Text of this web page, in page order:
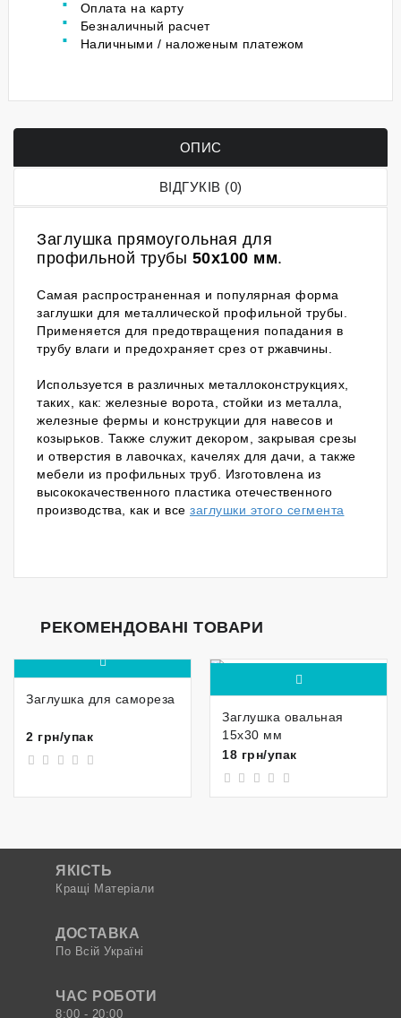
Оплата на карту
Безналичный расчет
Наличными / наложеным платежом
ОПИС
ВІДГУКІВ (0)
Заглушка прямоугольная для
профильной трубы 50x100 мм.
Самая распространенная и популярная форма
заглушки для металлической профильной трубы.
Применяется для предотвращения попадания в
трубу влаги и предохраняет срез от ржавчины.
Используется в различных металлоконструкциях,
таких, как: железные ворота, стойки из металла,
железные фермы и конструкции для навесов и
козырьков. Также служит декором, закрывая срезы
и отверстия в лавочках, качелях для дачи, а также
мебели из профильных труб . Изготовлена из
высококачественного пластика отечественного
производства, как и все заглушки этого сегмента
РЕКОМЕНДОВАНІ ТОВАРИ
Заглушка для самореза
2 грн/упак
Заглушка овальная
15x30 мм
18 грн/упак
ЯКІСТЬ
Кращі Матеріали
ДОСТАВКА
По Всій Україні
ЧАС РОБОТИ
8:00 - 20:00